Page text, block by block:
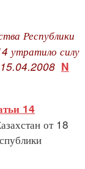
Республики
утратило силу
15.04.2008 N
14
от 18